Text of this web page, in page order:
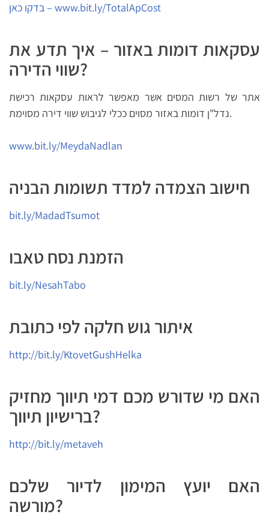
בדקו כאן – www.bit.ly/TotalApCost
עסקאות דומות באזור – איך תדע את
שווי הדירה?
אתר של רשות המסים אשר מאפשר לראות עסקאות רכישת
נדל"ן דומות באזור מסוים ככלי לגיבוש שווי דירה מסוימת.
www.bit.ly/MeydaNadlan
חישוב הצמדה למדד תשומות הבניה
bit.ly/MadadTsumot
הזמנת נסח טאבו
bit.ly/NesahTabo
איתור גוש חלקה לפי כתובת
http://bit.ly/KtovetGushHelka
האם מי שדורש מכם דמי תיווך מחזיק
ברישיון תיווך?
http://bit.ly/metaveh
האם יועץ המימון לדיור שלכם
מורשה?